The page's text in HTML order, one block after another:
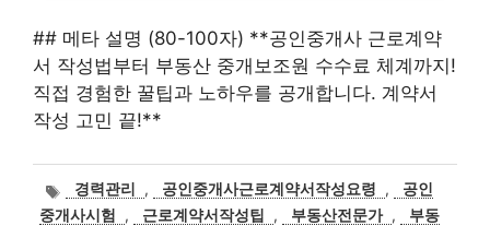
## 메타 설명 (80-100자) **공인중개사 근로계약
서 작성법부터 부동산 중개보조원 수수료 체계까지!
직접 경험한 꿀팁과 노하우를 공개합니다. 계약서
작성 고민 끝!**
태
그
경력관리 , 공인중개사근로계약서작성요령 ,
공인
중개사시험
, 근로계약서작성팁 , 부동산전문가 ,
부동